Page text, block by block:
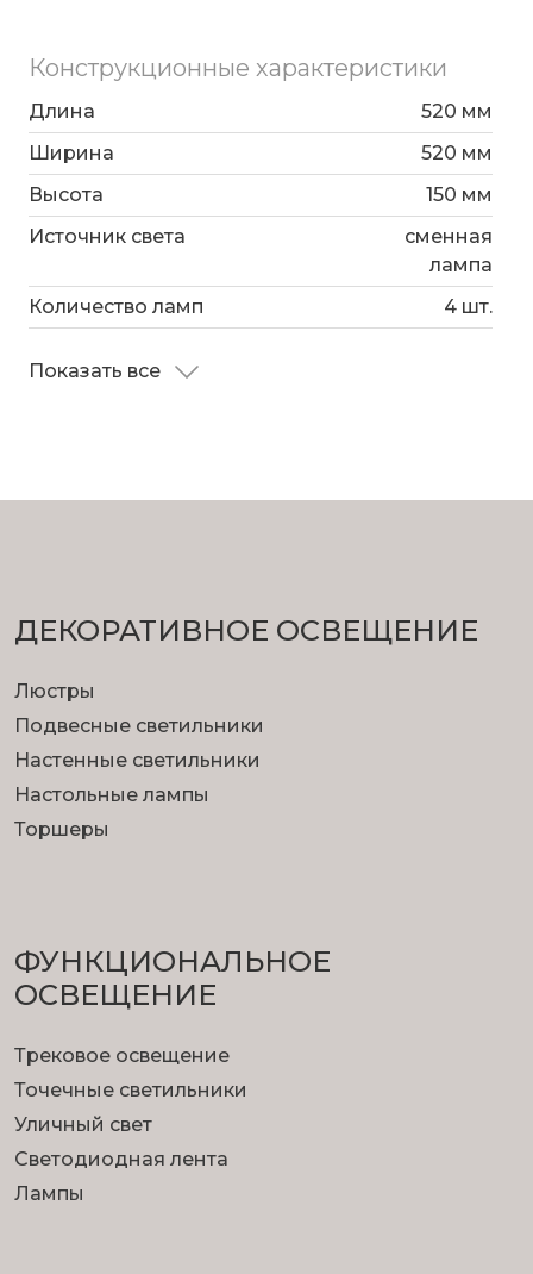
Конструкционные характеристики
Длина
520 мм
Ширина
520 мм
Высота
150 мм
Источник света
сменная
лампа
Количество ламп
4 шт.
Показать все
ДЕКОРАТИВНОЕ ОСВЕЩЕНИЕ
Люстры
Подвесные светильники
Настенные светильники
Настольные лампы
Торшеры
ФУНКЦИОНА­ЛЬНОЕ
ОСВЕЩЕНИЕ
Трековое освещение
Точечные светильники
Уличный свет
Светодиодная лента
Лампы